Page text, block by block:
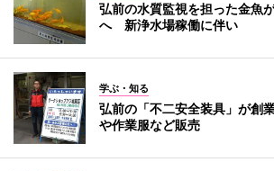
弘前の水質監視を担った金魚
へ 新浄水場稼働に伴い
学ぶ・知る
弘前の「不二安全装具」が
や作業服など販売